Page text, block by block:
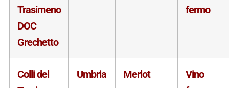
Trasimeno
DOC
Grechetto
fermo
Colli del
Umbria Merlot
Vino